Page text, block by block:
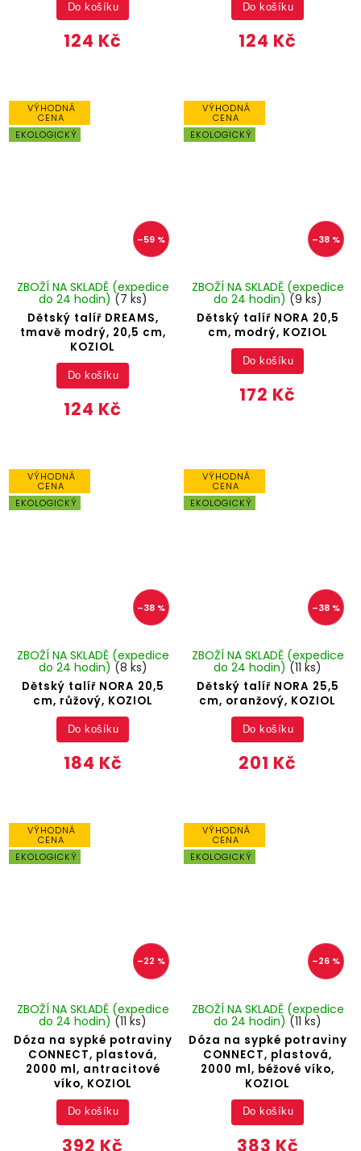
124 Kč
Do košíku
124 Kč
Do košíku
VÝHODNÁ
CENA
EKOLOGICKÝ
–59 %
Dětský talíř DREAMS,
tmavě modrý, 20,5 cm,
KOZIOL
ZBOŽÍ NA SKLADĚ (expedice
do 24 hodin) (7 ks)
124 Kč
Do košíku
VÝHODNÁ
CENA
EKOLOGICKÝ
–38 %
Dětský talíř NORA 20,5
cm, modrý, KOZIOL
ZBOŽÍ NA SKLADĚ (expedice
do 24 hodin) (9 ks)
172 Kč
Do košíku
VÝHODNÁ
CENA
EKOLOGICKÝ
–38 %
Dětský talíř NORA 20,5
cm, růžový, KOZIOL
ZBOŽÍ NA SKLADĚ (expedice
do 24 hodin) (8 ks)
184 Kč
Do košíku
VÝHODNÁ
CENA
EKOLOGICKÝ
–38 %
Dětský talíř NORA 25,5
cm, oranžový, KOZIOL
ZBOŽÍ NA SKLADĚ (expedice
do 24 hodin) (11 ks)
201 Kč
Do košíku
VÝHODNÁ
CENA
EKOLOGICKÝ
–22 %
Dóza na sypké potraviny
CONNECT, plastová,
2000 ml, antracitové
víko, KOZIOL
ZBOŽÍ NA SKLADĚ (expedice
do 24 hodin) (11 ks)
392 Kč
Do košíku
VÝHODNÁ
CENA
EKOLOGICKÝ
–26 %
Dóza na sypké potraviny
CONNECT, plastová,
2000 ml, béžové víko,
KOZIOL
ZBOŽÍ NA SKLADĚ (expedice
do 24 hodin) (11 ks)
383 Kč
Do košíku